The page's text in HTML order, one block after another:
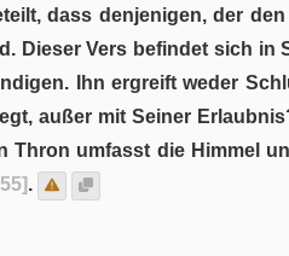
dass denjenigen, der
Dieser Vers befindet sich in
Ihn ergreift weder
außer mit Seiner
Thron umfasst die Himmel
.